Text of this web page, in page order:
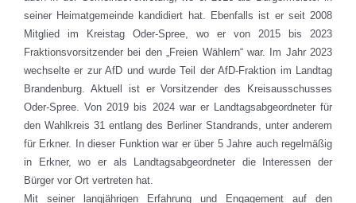
seiner Heimatgemeinde kandidiert hat. Ebenfalls ist er seit 2008
Mitglied im Kreistag Oder-Spree, wo er von 2015 bis 2023
Fraktionsvorsitzender bei den „Freien Wählern“ war. Im Jahr 2023
wechselte er zur AfD und wurde Teil der AfD-Fraktion im Landtag
Brandenburg. Aktuell ist er Vorsitzender des Kreisausschusses
Oder-Spree. Von 2019 bis 2024 war er Landtagsabgeordneter für
den Wahlkreis 31 entlang des Berliner Standrands, unter anderem
für Erkner. In dieser Funktion war er über 5 Jahre auch regelmäßig
in Erkner, wo er als Landtagsabgeordneter die Interessen der
Bürger vor Ort vertreten hat.
Mit seiner langjährigen Erfahrung und Engagement auf den